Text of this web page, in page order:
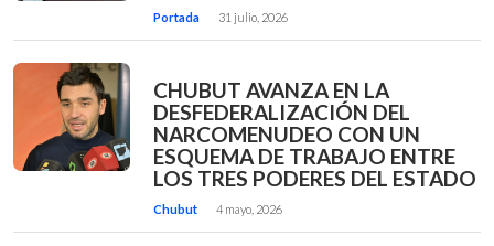
Portada 31 julio, 2026
CHUBUT AVANZA EN LA
DESFEDERALIZACIÓN DEL
NARCOMENUDEO CON UN
ESQUEMA DE TRABAJO ENTRE
LOS TRES PODERES DEL ESTADO
Chubut 4 mayo, 2026